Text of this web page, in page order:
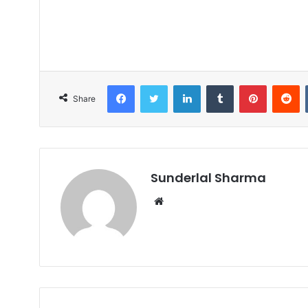
Share
FacebookTwitter LinkedInTumblr Pinterest
Sunderlal Sharma
Website